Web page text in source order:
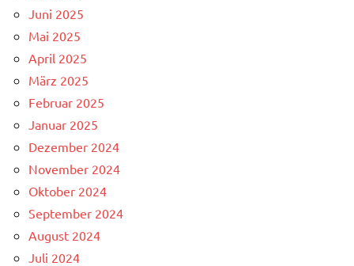
Juni 2025
Mai 2025
April 2025
März 2025
Februar 2025
Januar 2025
Dezember 2024
November 2024
Oktober 2024
September 2024
August 2024
Juli 2024